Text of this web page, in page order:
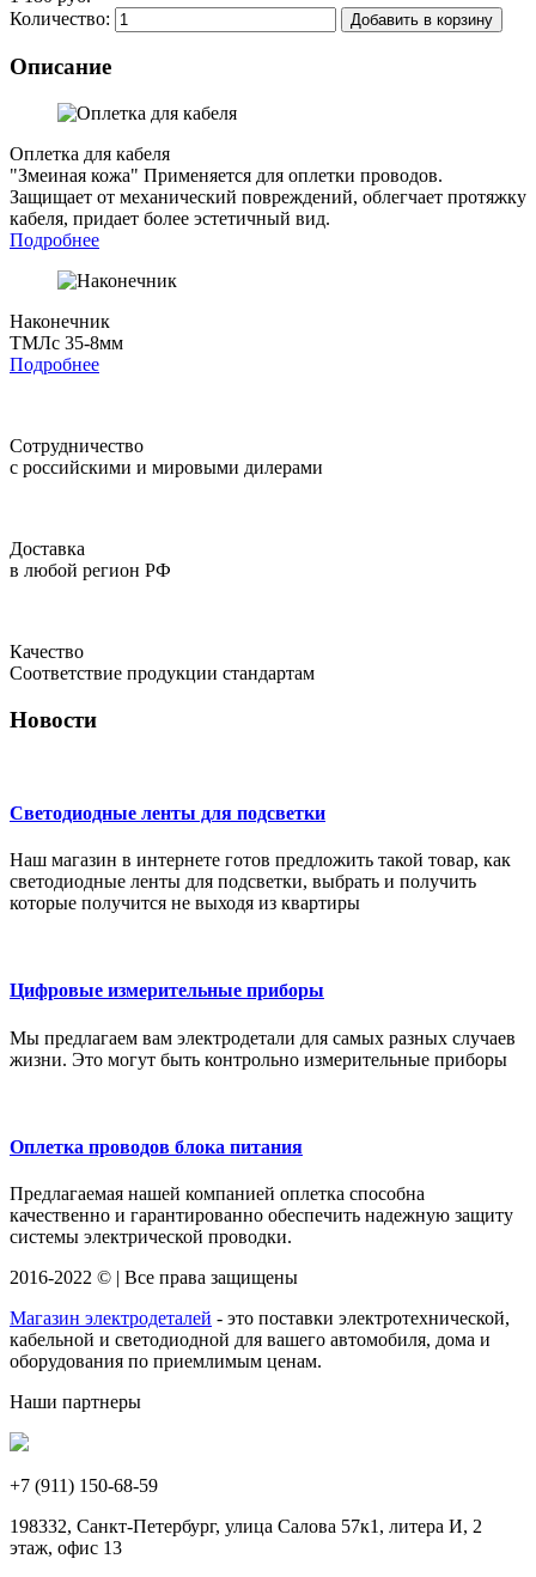
Количество:
Добавить в корзину
Описание
Оплетка для кабеля
"Змеиная кожа" Применяется для оплетки проводов.
Защищает от механический повреждений, облегчает протяжку
кабеля, придает более эстетичный вид.
Подробнее
Наконечник
ТМЛс 35-8мм
Подробнее
Сотрудничество
с российскими и мировыми дилерами
Доставка
в любой регион РФ
Качество
Соответствие продукции стандартам
Новости
Светодиодные ленты для подсветки
Наш магазин в интернете готов предложить такой товар, как
светодиодные ленты для подсветки, выбрать и получить
которые получится не выходя из квартиры
Цифровые измерительные приборы
Мы предлагаем вам электродетали для самых разных случаев
жизни. Это могут быть контрольно измерительные приборы
Оплетка проводов блока питания
Предлагаемая нашей компанией оплетка способна
качественно и гарантированно обеспечить надежную защиту
системы электрической проводки.
2016-2022 © | Все права защищены
Магазин электродеталей - это поставки электротехнической,
кабельной и светодиодной для вашего автомобиля, дома и
оборудования по приемлимым ценам.
Наши партнеры
+7 (911) 150-68-59
198332, Санкт-Петербург, улица Салова 57к1, литера И, 2
этаж, офис 13